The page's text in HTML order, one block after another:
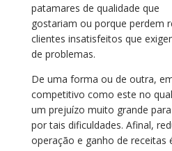
patamares de qualidade que
gostariam ou porque perdem
clientes insatisfeitos que
de problemas.
De uma forma ou de outra,
competitivo como este no qual
um prejuízo muito grande
portais dificuldades. Afinal, r
operação e ganho de receitas